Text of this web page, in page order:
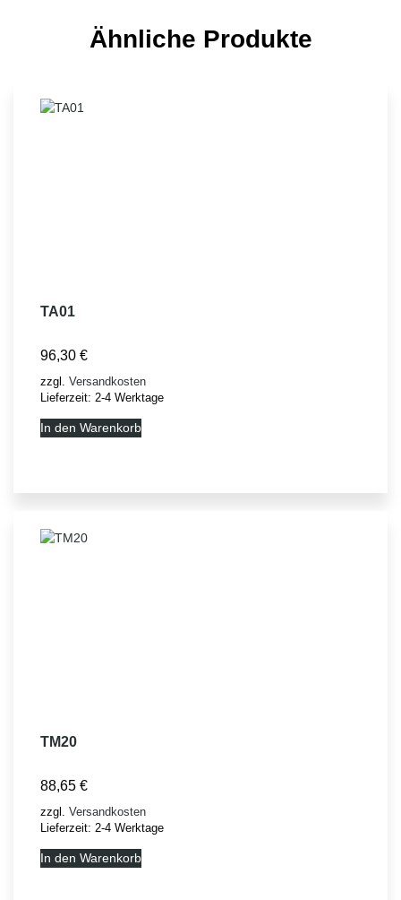
Ähnliche Produkte
TA01
96,30 €
zzgl. Versandkosten
Lieferzeit: 2-4 Werktage
In den Warenkorb
TM20
88,65 €
zzgl. Versandkosten
Lieferzeit: 2-4 Werktage
In den Warenkorb